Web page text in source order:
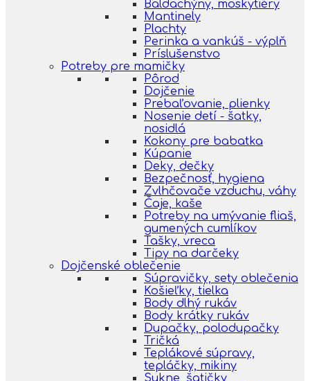
Baldachýny, moskytiéry
Mantinely
Plachty
Perinka a vankúš - výplň
Príslušenstvo
Potreby pre mamičky
Pôrod
Dojčenie
Prebaľovanie, plienky
Nosenie detí - šatky,
nosidlá
Kokony pre babatka
Kúpanie
Deky, dečky
Bezpečnosť, hygiena
Zvlhčovače vzduchu, váhy
Čaje, kaše
Potreby na umývanie fliaš,
gumených cumlíkov
Tašky, vreca
Tipy na darčeky
Dojčenské oblečenie
Súpravičky, sety oblečenia
Košieľky, tielka
Body dlhý rukáv
Body krátky rukáv
Dupačky, polodupačky
Tričká
Teplákové súpravy,
tepláčky, mikiny
Sukne, šatičky